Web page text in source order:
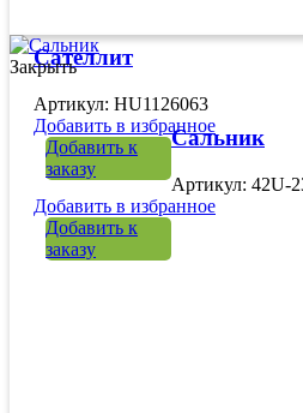
Сателлит
Артикул: HU1126063
Добавить в избранное
Добавить к
заказу
Закрыть
Сальник
Артикул: 42U-
Добавить в избранное
Добавить к
заказу